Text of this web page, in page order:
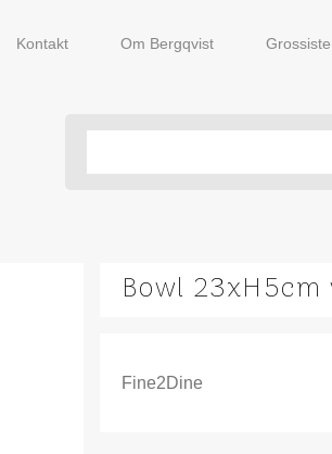
Kontakt Om Bergqvist
Bowl 23xH5cm
Fine2Dine